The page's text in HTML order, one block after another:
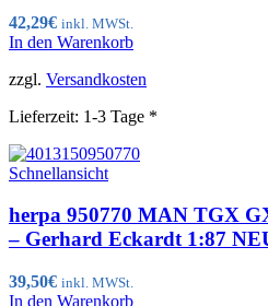
42,29€ inkl. MWSt.
In den Warenkorb
zzgl. Versandkosten
Lieferzeit: 1-3 Tage *
Schnellansicht
herpa 950770 MAN TGX
– Gerhard Eckardt 1:87
39,50€ inkl. MWSt.
In den Warenkorb